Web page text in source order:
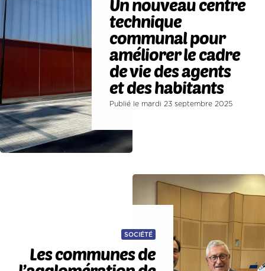
Un nouveau centre
technique
communal pour
améliorer le cadre
de vie des agents
et des habitants
Publié le mardi 23 septembre 2025
SOCIÉTÉ
Les communes de